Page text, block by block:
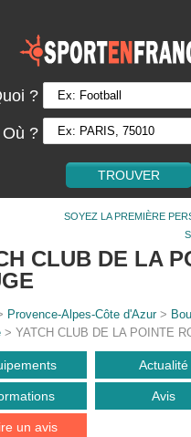
?
Où ?
SOYEZ LA PREMIÈRE
CLUB DE LA
Provence-Alpes-Côte d'Azur>
> YATCH CLUB DE LA POINTE
Actualité
Avis
un avis